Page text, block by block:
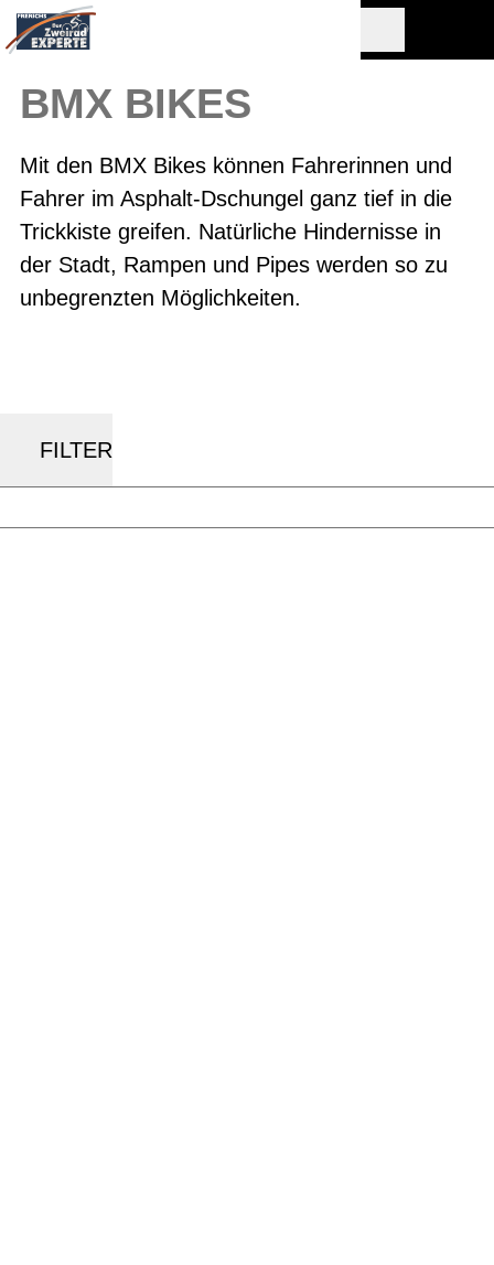
BMX BIKES
Mit den BMX Bikes können Fahrerinnen und
Fahrer im Asphalt-Dschungel ganz tief in die
Trickkiste greifen. Natürliche Hindernisse in
der Stadt, Rampen und Pipes werden so zu
unbegrenzten Möglichkeiten.
FILTER